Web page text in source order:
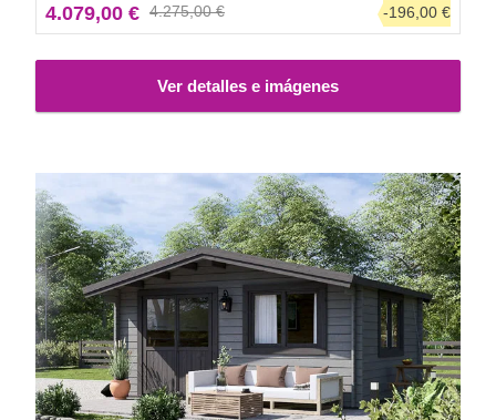
4.079,00 € 4.275,00 € -196,00 €
Ver detalles e imágenes